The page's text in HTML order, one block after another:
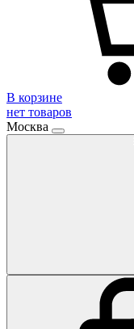
В корзине
нет товаров
Москва